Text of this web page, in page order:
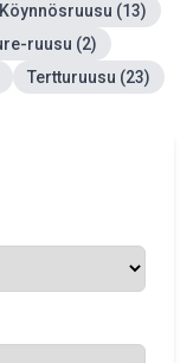
Köynnösruusu (13)
ruusu (2)
Tertturuusu (23)